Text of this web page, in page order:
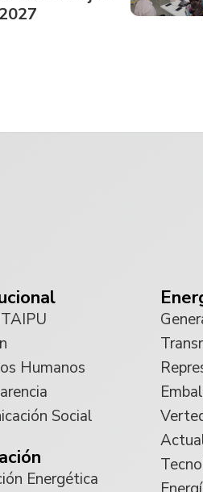
Humanos
Social
Energética